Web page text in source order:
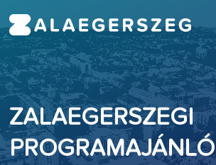
ZALAEGERSZEGI
PROGRAMAJÁNLÓ